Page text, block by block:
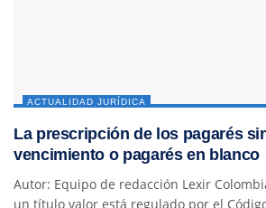
ACTUALIDAD JURÍDICA
La prescripción de los pagarés
vencimiento o pagarés en blanco
Autor: Equipo de redacción Lexir
un título valor está regulado por el